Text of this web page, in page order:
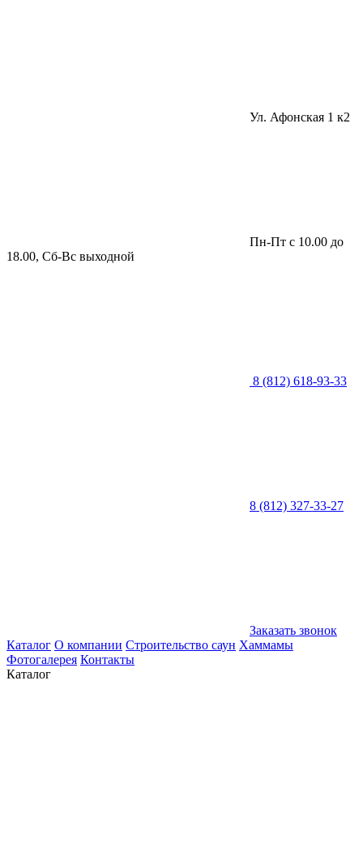
Ул. Афонская 1 к2
Пн-Пт с 10.00 до
18.00, Сб-Вс выходной
8 (812) 618-93-33
8 (812) 327-33-27
Заказать звонок
Каталог О компании Строительство саун Хаммамы
Фотогалерея Контакты
Каталог